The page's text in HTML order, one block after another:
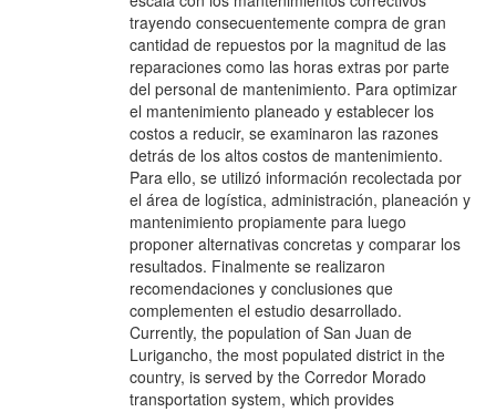
trayendo consecuentemente compra de gran
cantidad de repuestos por la magnitud de las
reparaciones como las horas extras por parte
del personal de mantenimiento. Para optimizar
el mantenimiento planeado y establecer los
costos a reducir, se examinaron las razones
detrás de los altos costos de mantenimiento.
Para ello, se utilizó información recolectada por
el área de logística, administración, planeación y
mantenimiento propiamente para luego
proponer alternativas concretas y comparar los
resultados. Finalmente se realizaron
recomendaciones y conclusiones que
complementen el estudio desarrollado.
Currently, the population of San Juan de
Lurigancho, the most populated district in the
country, is served by the Corredor Morado
transportation system, which provides